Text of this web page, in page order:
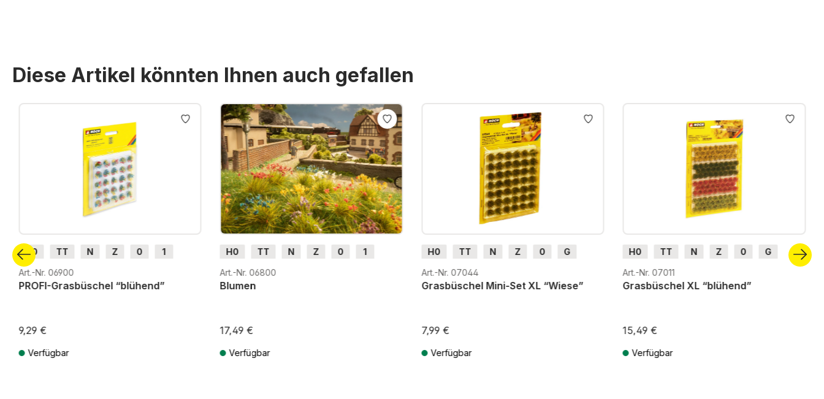
Diese Artikel könnten Ihnen auch gefallen
Produktgalerie überspringen
H0 TT N Z 0
1
G
Art.-Nr. 06900
PROFI-Grasbüschel “blühend”
9,29 €
Verfügbar
H0 TT N Z 0
1
G
H0m
Art.-Nr. 06800
Blumen
17,49 €
Verfügbar
H0 TT N Z 0
G
Art.-Nr. 07044
Grasbüschel Mini-Set XL “Wiese”
7,99 €
Verfügbar
H0 TT N Z 0
G
Art.-Nr. 07011
Grasbüschel XL “blühend”
15,49 €
Verfügbar